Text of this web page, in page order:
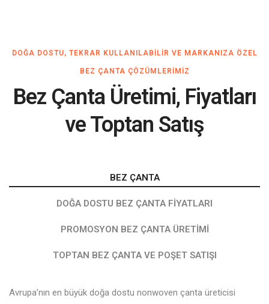
DOĞA DOSTU, TEKRAR KULLANILABILIR VE MARKANIZA ÖZEL
BEZ ÇANTA ÇÖZÜMLERIMIZ
Bez Çanta Üretimi, Fiyatları
ve Toptan Satış
BEZ ÇANTA
DOĞA DOSTU BEZ ÇANTA FIYATLARI
PROMOSYON BEZ ÇANTA ÜRETIMI
TOPTAN BEZ ÇANTA VE POŞET SATIŞI
Avrupa’nın en büyük doğa dostu nonwoven çanta üreticisi